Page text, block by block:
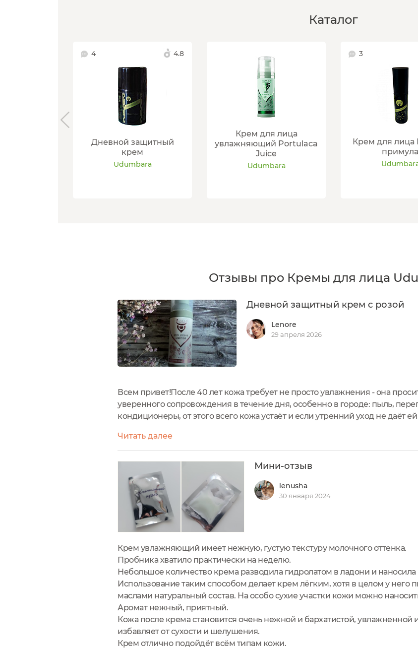
Каталог
4 4.8
Дневной защитный
крем
Udumbara
Крем для лица
увлажняющий Portulaca
Juice
Udumbara
3
Крем для лица
примула
Отзывы про Кремы для лица
Дневной защитный крем с розой
Lenore
29 апреля 2026
Всем привет!После 40 лет кожа требует не просто увлажнения - она
уверенного сопровождения в течение дня, особенно в городе: пыль,
кондиционеры, от этого всего кожа устаёт и если утренний уход не даёт
защитный крем с розой...
Читать далее
Мини-отзыв
lenusha
30 января 2024
Крем увлажняющий имеет нежную, густую текстуру молочного оттенка.
Пробника хватило практически на неделю.
Небольшое количество крема разводила гидролатом в ладони и
Использование таким способом делает крем лёгким, хотя в целом у
маслами натуральный состав. На особо сухие участки кожи можно
Аромат нежный, приятный.
Кожа после крема становится очень нежной и бархатистой,
избавляет от сухости и шелушения.
Крем отлично подойдёт всём типам кожи.